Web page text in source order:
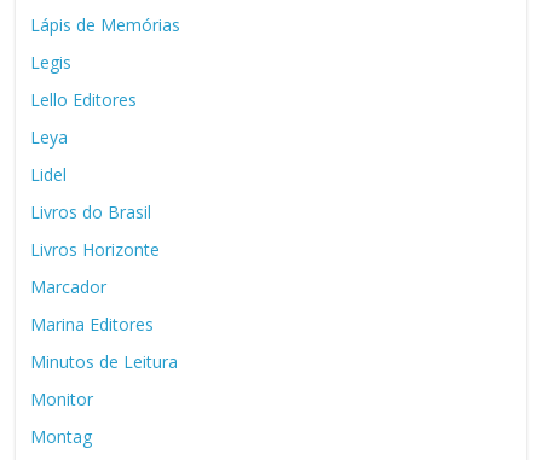
Lápis de Memórias
Legis
Lello Editores
Leya
Lidel
Livros do Brasil
Livros Horizonte
Marcador
Marina Editores
Minutos de Leitura
Monitor
Montag